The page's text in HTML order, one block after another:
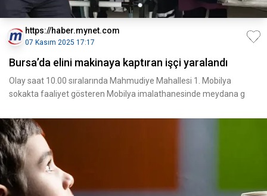
https://haber.mynet.com
07 Kasım 2025 17:17
Bursa’da elini makinaya kaptıran işçi yaralandı
Olay saat 10.00 sıralarında Mahmudiye Mahallesi 1. Mobilya
sokakta faaliyet gösteren Mobilya imalathanesinde meydana g